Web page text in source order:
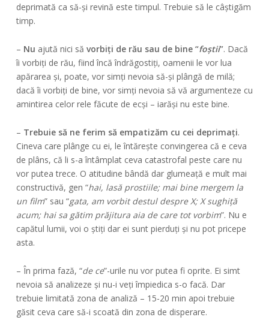
deprimată ca să-și revină este timpul. Trebuie să le câștigăm
timp.
– Nu ajută nici să vorbiți de rău sau de bine “foștii”. Dacă
îi vorbiți de rău, fiind încă îndrăgostiți, oamenii le vor lua
apărarea și, poate, vor simți nevoia să-și plângă de milă;
dacă îi vorbiți de bine, vor simți nevoia să vă argumenteze cu
amintirea celor rele făcute de ecși – iarăși nu este bine.
– Trebuie să ne ferim să empatizăm cu cei deprimați.
Cineva care plânge cu ei, le întărește convingerea că e ceva
de plâns, că li s-a întâmplat ceva catastrofal peste care nu
vor putea trece. O atitudine bândă dar glumeață e mult mai
constructivă, gen “hai, lasă prostiile; mai bine mergem la
un film” sau “gata, am vorbit destul despre X; X sughiță
acum; hai sa gătim prăjitura aia de care tot vorbim”. Nu e
capătul lumii, voi o știți dar ei sunt pierduți și nu pot pricepe
asta.
– În prima fază, “de ce”-urile nu vor putea fi oprite. Ei simt
nevoia să analizeze și nu-i veți împiedica s-o facă. Dar
trebuie limitată zona de analiză – 15-20 min apoi trebuie
găsit ceva care să-i scoată din zona de disperare.